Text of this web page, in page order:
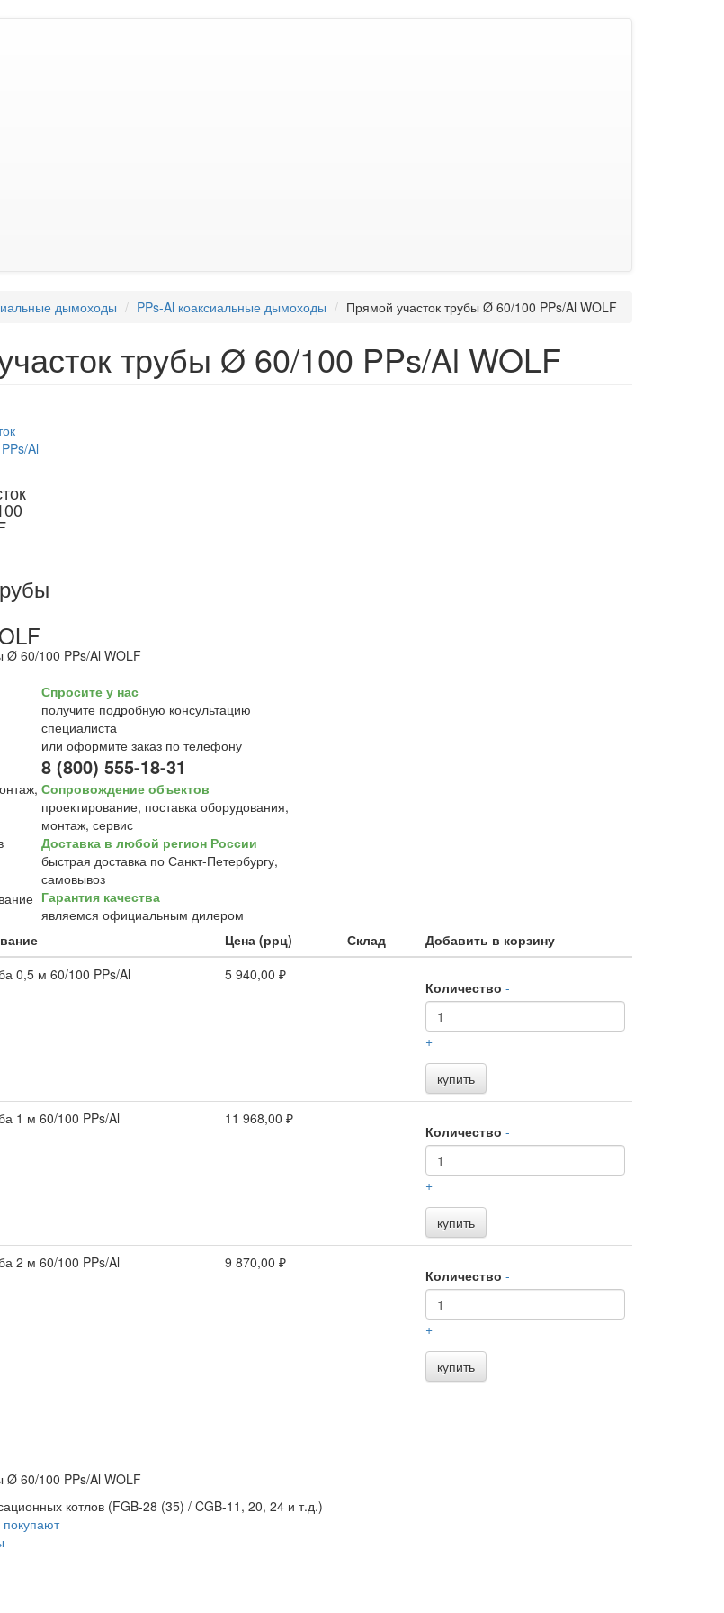
дымоходы PPs-Al коаксиальные дымоходы Прямой участок трубы Ø 60/100 PPs/Al WOLF
трубы Ø 60/100 PPs/Al WOLF
Ø 60/100 PPs/Al WOLF
Спросите у нас
получите подробную консультацию
специалиста
или оформите заказ по телефону
8 (800) 555-18-31
Сопровождение объектов
проектирование, поставка оборудования,
монтаж, сервис
Доставка в любой регион России
быстрая доставка по Санкт-Петербургу,
самовывоз
Гарантия качества
являемся официальным дилером
Цена (ррц) Склад
Добавить в корзину
0,5 м 60/100 PPs/Al 5 940,00 ₽
Количество -
+
купить
1 м 60/100 PPs/Al 11 968,00 ₽
Количество -
+
купить
2 м 60/100 PPs/Al 9 870,00 ₽
Количество -
+
купить
Ø 60/100 PPs/Al WOLF
котлов (FGB-28 (35) / CGB-11, 20, 24 и т.д.)